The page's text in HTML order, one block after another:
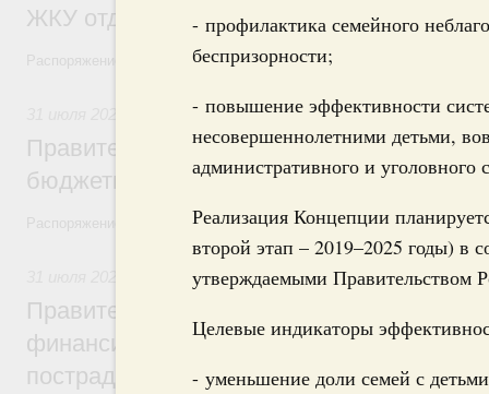
- профилактика семейного
беспризорности;
- повышение эффективности
несовершеннолетними детьми,
административного и уголовного
Реализация Концепции
второй этап – 2019–2025 годы) в
утверждаемыми Правительством
Целевые индикаторы
- уменьшение доли семей с
ЖКУ отдельным категориям граждан
Распоряжение от 30 июля 2026 года №2032-р
Бюджеты субъектов Федерации.
Правительство спишет часть
бюджетным кредитам ещё двум
Распоряжение от 29 июля 2026 года №2016-р
Чрезвычайные ситуации и ликвидация их
Правительство выделило
финансирование Дагестану и Чечне на
пострадавшим от наводнения